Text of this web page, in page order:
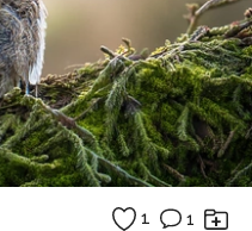
1 1